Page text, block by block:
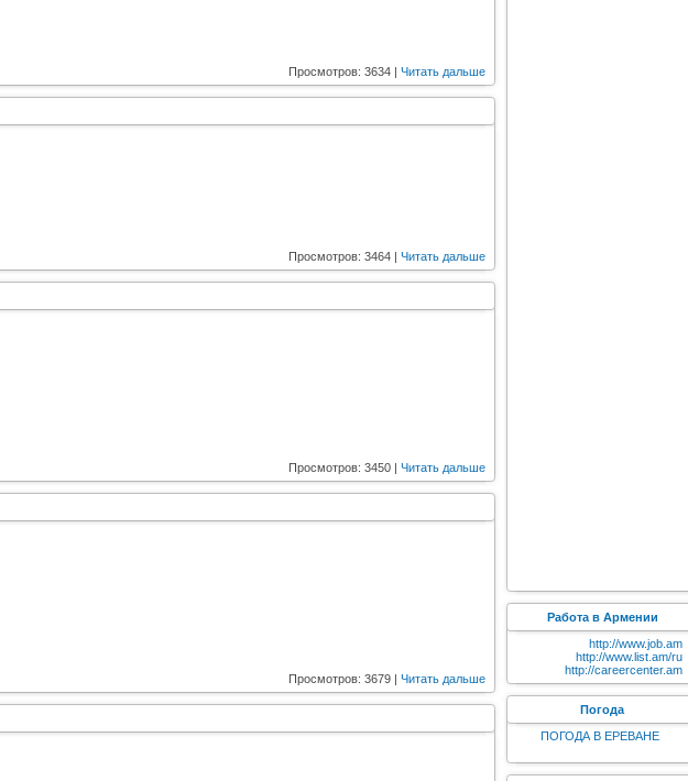
Просмотров: 3634 | Читать дальше
Просмотров: 3464 | Читать дальше
Просмотров: 3450 | Читать дальше
Просмотров: 3679 | Читать дальше
Работа в Армении
http://www.job.am
http://www.list.am/ru
http://careercenter.am
Погода
ПОГОДА В ЕРЕВАНЕ